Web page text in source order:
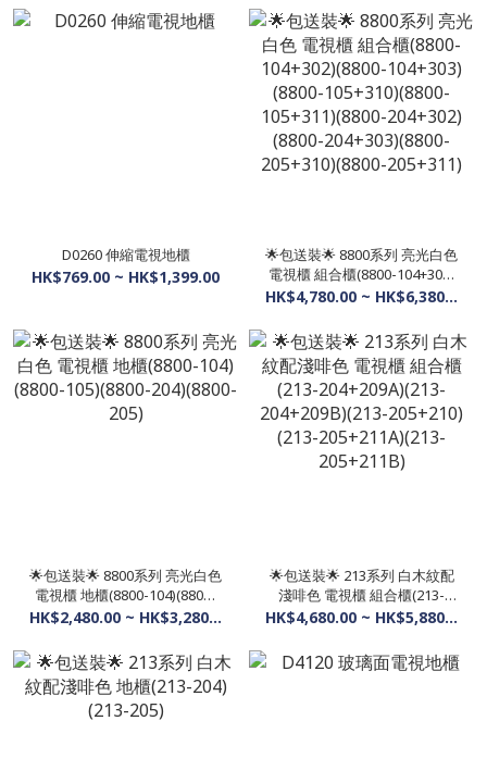
D0260 伸縮電視地櫃
HK$769.00 ~ HK$1,399.00
🌟包送裝🌟 8800系列 亮光白色
電視櫃 組合櫃(8800-104+302)
(8800-104+303)(8800-
(8800-204+302)(8800-
204+303)(8800-205+310)
(8800-205+311)
HK$4,780.00 ~ HK$6,380.00
🌟包送裝🌟 8800系列 亮光白色
電視櫃 地櫃(8800-104)(8800-
105)(8800-204)(8800-205)HK$2,480.00 ~ HK$3,280.00
🌟包送裝🌟 213系列 白木紋配
淺啡色 電視櫃 組合櫃(213-
204+209A)(213-204+209B)
(213-205+211B)
HK$4,680.00 ~ HK$5,880.00